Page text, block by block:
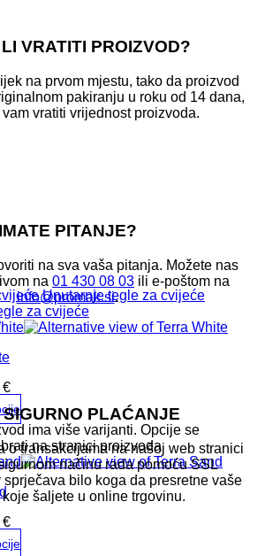
Unutarnje tegle za cvijeće
za cvijeće
€
ima više varijanti. Opcije se
na stranici proizvoda
€
VRATITI PROIZVOD?
na prvom mjestu, tako da proizvod
pakiranju u roku od 14 dana,
vratiti vrijednost proizvoda.
IMATE PITANJE?
na sva vaša pitanja. Možete nas
na 01 430 08 03 ili e-poštom na
info@promak.si.
PLAĆANJE
o transakcijama na našoj web stranici
načinu rada pomoću SSL
sprječava bilo koga da presretne vaše
šaljete u online trgovinu.